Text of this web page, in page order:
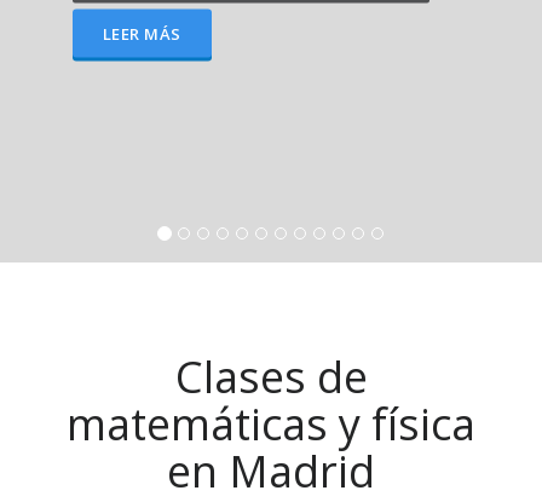
LEER MÁS
Clases de
matemáticas y física
en Madrid